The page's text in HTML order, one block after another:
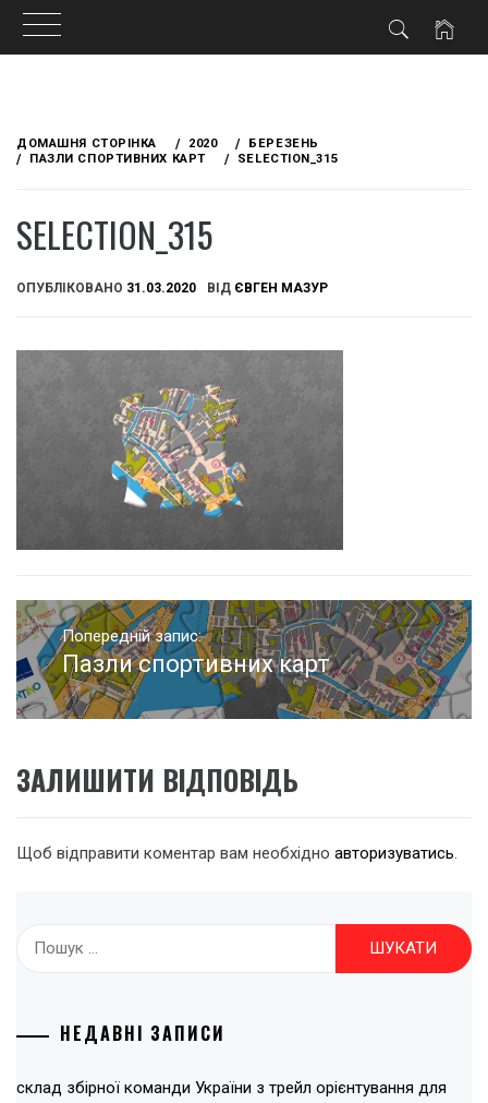
content
ДОМАШНЯ СТОРІНКА 2020
БЕРЕЗЕНЬ
ПАЗЛИ СПОРТИВНИХ КАРТ
SELECTION_315
SELECTION_315
ОПУБЛІКОВАНО 31.03.2020 ВІД ЄВГЕН МАЗУР
Навігація
записівПопередній запис:
Попередній
запис:
Пазли спортивних карт
ЗАЛИШИТИ ВІДПОВІДЬ
Щоб відправити коментар вам необхідно авторизуватись.
НЕДАВНІ ЗАПИСИ
склад збірної команди України з трейл орієнтування для